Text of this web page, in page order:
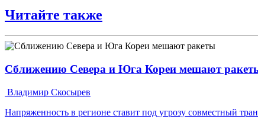
Читайте также
Сближению Севера и Юга Кореи мешают
Владимир Скосырев
Напряженность в регионе ставит под угрозу совместный